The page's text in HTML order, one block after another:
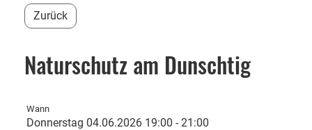
Zurück
Naturschutz am Dunschtig
Wann
Donnerstag 04.06.2026 19:00 - 21:00